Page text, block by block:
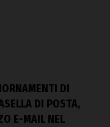
DI
DI POSTA,
E-MAIL NEL